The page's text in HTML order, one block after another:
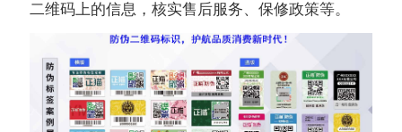
二维码上的信息，核实售后服务、保修政策等。